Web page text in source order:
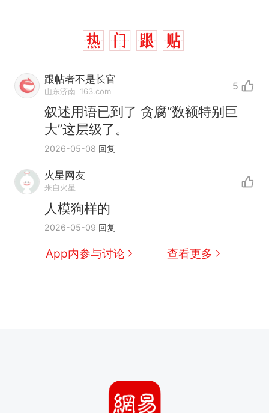
跟帖者不是长官
山东济南 163.com 5
叙述用语已到了 贪腐“数额特别巨
大”这层级了。
2026-05-08 回复
火星网友
来自火星
人模狗样的
2026-05-09 回复
App内参与讨论 查看更多